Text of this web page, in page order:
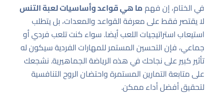
في الختام، إن فهمما هي قواعد وأساسيات لعبة التنس
لا يقتصر فقط على معرفة القواعد والمعدات، بل يتطلب
استيعاب استراتيجيات اللعب أيضا. سواء كنت تلعب فردي أو
جماعي، فإن التحسين المستمر للمهارات الفردية سيكون له
تأثير كبير على نجاحك في هذه الرياضة الجماهيرية. نشجعك
على متابعة التمارين المستمرة واحتضان الروح التنافسية
لتحقيق أفضل أداء ممكن.